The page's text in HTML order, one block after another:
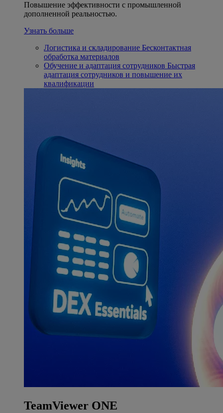
Повышение эффективности с промышленной
дополненной реальностью.
Узнать больше
Логистика и складирование Бесконтактная
обработка материалов
Обучение и адаптация сотрудников Быстрая
адаптация сотрудников и повышение их
квалификации
TeamViewer ONE